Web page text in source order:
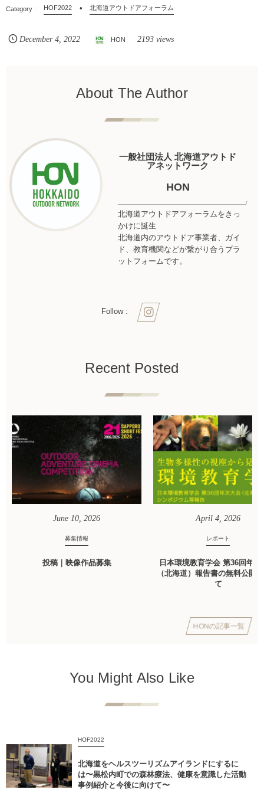
HOF2022 北海道アウトドアフォーラム
December 4 ,2022 HON 2193 views
About The Author
一般社団法人 北海道アウトド
アネットワーク
HON
北海道アウトドアフォーラムをきっ
かけに誕生
北海道内のアウトドア事業者、ガイ
ド、教育機関などが繋がり合うプラ
ットフォームです。
Follow :
Recent Posted
June 10, 2026
募集情報
投稿｜映像作品募集
April 4, 2026
レポート
日本環境教育学会 第36回年次
（北海道）報告書の無料公開
て
HONの記事一覧
You Might Also Like
HOF2022
北海道をヘルスツーリズムアイランドにするに
は〜黒松内町での森林療法、健康を意識した活動
事例紹介と今後に向けて〜